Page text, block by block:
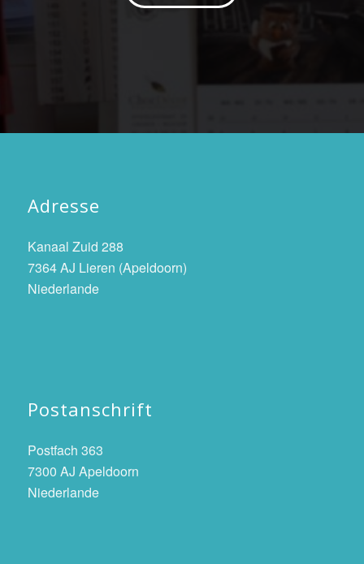
Adresse
Kanaal Zuid 288
7364 AJ Lieren (Apeldoorn)
Niederlande
Postanschrift
Postfach 363
7300 AJ Apeldoorn
Niederlande